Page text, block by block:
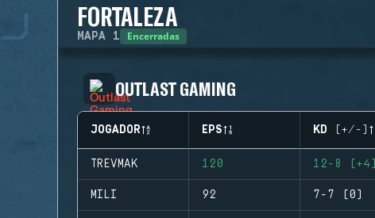
FORTALEZA
MAPA 1 Encerradas
OUTLAST GAMING
JOGADOR EPS KD (+/-)
TREVMAK 120 12-8 (+4)
MILI 92 7-7 (0)